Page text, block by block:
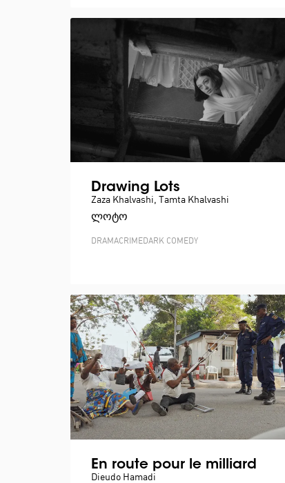
Drawing Lots
Zaza Khalvashi, Tamta Khalvashi
ლოტო
DRAMACRIMEDARK COMEDY
En route pour le milliard
Dieudo Hamadi